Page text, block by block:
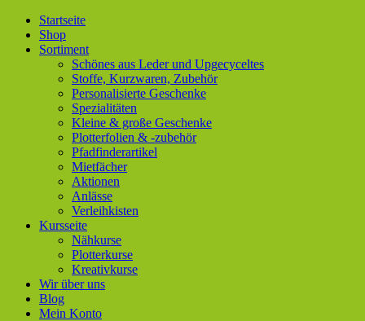
Startseite
Shop
Sortiment
Schönes aus Leder und Upgecyceltes
Stoffe, Kurzwaren, Zubehör
Personalisierte Geschenke
Spezialitäten
Kleine & große Geschenke
Plotterfolien & -zubehör
Pfadfinderartikel
Mietfächer
Aktionen
Anlässe
Verleihkisten
Kursseite
Nähkurse
Plotterkurse
Kreativkurse
Wir über uns
Blog
Mein Konto